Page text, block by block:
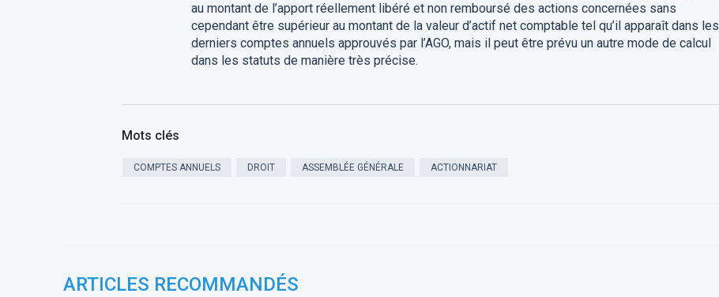
au montant de l’apport réellement libéré et non remboursé des actions concernées sans
cependant être supérieur au montant de la valeur d’actif net comptable tel qu’il apparaît dans les
derniers comptes annuels approuvés par l’AGO, mais il peut être prévu un autre mode de calcul
dans les statuts de manière très précise.
Mots clés
COMPTES ANNUELS DROIT ASSEMBLÉE GÉNÉRALE ACTIONNARIAT
ARTICLES RECOMMANDÉS